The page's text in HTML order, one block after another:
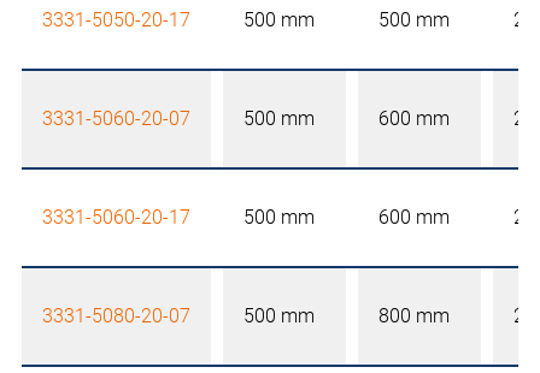
3331-5050-20-17 500 mm 500 mm
3331-5060-20-07 500 mm 600 mm
3331-5060-20-17 500 mm 600 mm
3331-5080-20-07 500 mm 800 mm